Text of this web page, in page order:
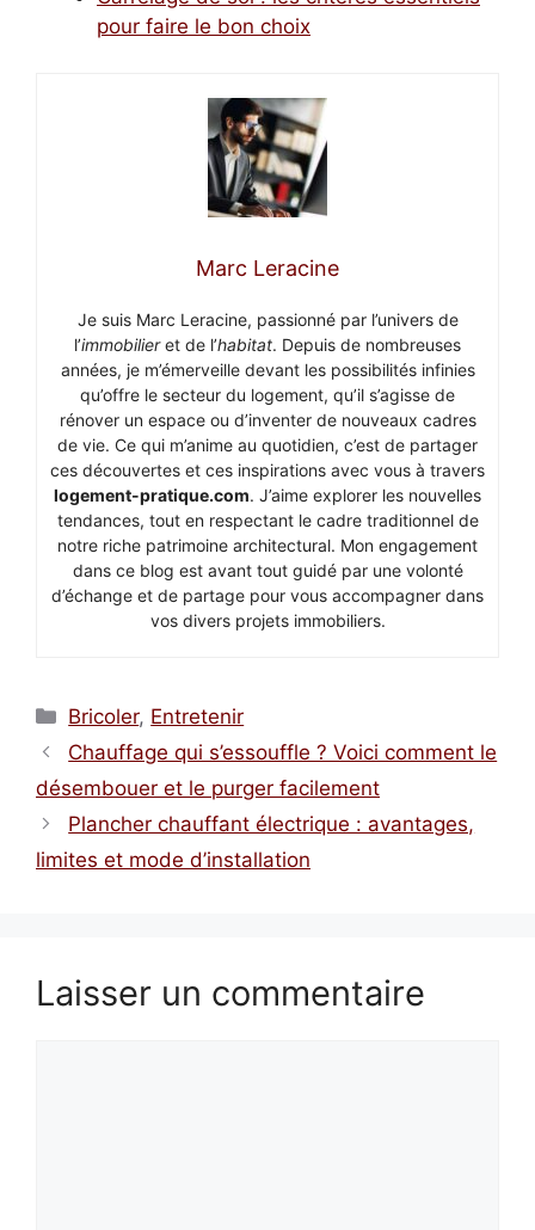
pour faire le bon choix
Marc Leracine
Je suis Marc Leracine, passionné par l’univers de
l’immobilieret de l’habitat. Depuis de nombreuses
années, je m’émerveille devant les possibilités infinies
qu’offre le secteur du logement, qu’il s’agisse de
rénover un espace ou d’inventer de nouveaux cadres
de vie. Ce qui m’anime au quotidien, c’est de partager
ces découvertes et ces inspirations avec vous à travers
logement-pratique.com. J’aime explorer les nouvelles
tendances, tout en respectant le cadre traditionnel de
notre riche patrimoine architectural. Mon engagement
dans ce blog est avant tout guidé par une volonté
d’échange et de partage pour vous accompagner dans
vos divers projets immobiliers.
Catégories
Bricoler, Entretenir
Chauffage qui s’essouffle ? Voici comment le
désembouer et le purger facilement
Plancher chauffant électrique : avantages,
limites et mode d’installation
Laisser un commentaire